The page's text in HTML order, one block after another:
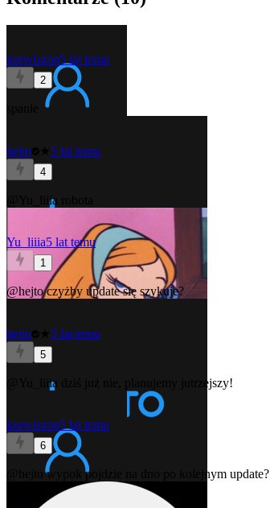
kurwiszon5 lat temu
2
hejto 5 lat temu
4
@Yu_liiia
Yu_liiia5 lat temu
1
@hejtoczyżby update się szykuje?
hejto 5 lat temu
5
@Yu_liiia dziś już nie, planujemy jutrzejszy!
kurwiszon5 lat temu
6
wypok pojdzie na dno po kolejnym update?